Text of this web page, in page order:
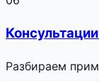
Разбираем